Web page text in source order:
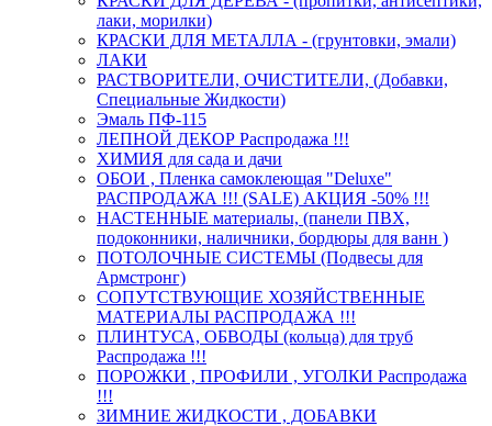
лаки, морилки)
КРАСКИ ДЛЯ МЕТАЛЛА - (грунтовки, эмали)
ЛАКИ
РАСТВОРИТЕЛИ, ОЧИСТИТЕЛИ, (Добавки,
Специальные Жидкости)
Эмаль ПФ-115
ЛЕПНОЙ ДЕКОР Распродажа !!!
ХИМИЯ для сада и дачи
ОБОИ , Пленка самоклеющая "Deluxe"
РАСПРОДАЖА !!! (SALE) АКЦИЯ -50% !!!
НАСТЕННЫЕ материалы, (панели ПВХ,
подоконники, наличники, бордюры для ванн )
ПОТОЛОЧНЫЕ СИСТЕМЫ (Подвесы для
Армстронг)
СОПУТСТВУЮЩИЕ ХОЗЯЙСТВЕННЫЕ
МАТЕРИАЛЫ РАСПРОДАЖА !!!
ПЛИНТУСА, ОБВОДЫ (кольца) для труб
Распродажа !!!
ПОРОЖКИ , ПРОФИЛИ , УГОЛКИ Распродажа
!!!
ЗИМНИЕ ЖИДКОСТИ , ДОБАВКИ